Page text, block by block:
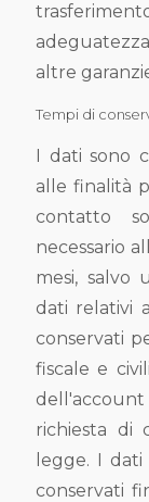
altre
Tempi di
I dati sono
alle finalità
contatto
necessario
mesi, salvo
dati relativi
conservati
fiscale e
richiesta di
legge. I
conservati